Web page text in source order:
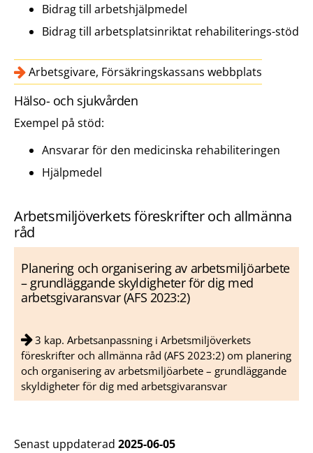
Bidrag till arbetshjälpmedel
Bidrag till arbetsplats­inriktat rehabiliterings-stöd
Arbetsgivare, Försäkringskassans webbplats
Hälso- och sjukvården
Exempel på stöd:
Ansvarar för den medicinska rehabiliteringen
Hjälpmedel
Arbetsmiljöverkets föreskrifter och allmänna
råd
Planering och organisering av arbetsmiljöarbete
– grundläggande skyldigheter för dig med
arbetsgivaransvar (AFS 2023:2)
3 kap. Arbetsanpassning i Arbetsmiljöverkets
föreskrifter och allmänna råd (AFS 2023:2) om planering
och organisering av arbetsmiljöarbete – grundläggande
skyldigheter för dig med arbetsgivaransvar
Senast uppdaterad 2025-06-05